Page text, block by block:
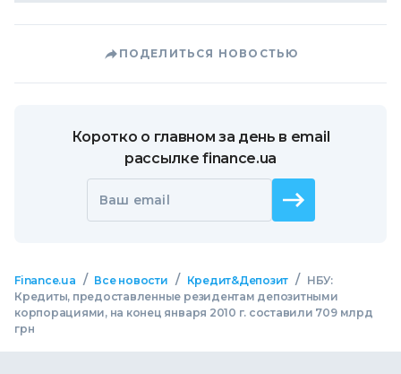
ПОДЕЛИТЬСЯ НОВОСТЬЮ
Коротко о главном за день в email
рассылке finance.ua
Ваш email
Finance.ua / Все новости / Кредит&Депозит /
НБУ:
Кредиты, предоставленные резидентам депозитными
корпорациями, на конец января 2010 г. составили 709 млрд
грн